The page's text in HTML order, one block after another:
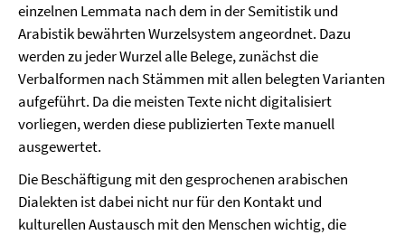
einzelnen Lemmata nach dem in der Semitistik und
Arabistik bewährten Wurzelsystem angeordnet. Dazu
werden zu jeder Wurzel alle Belege, zunächst die
Verbalformen nach Stämmen mit allen belegten Varianten
aufgeführt. Da die meisten Texte nicht digitalisiert
vorliegen, werden diese publizierten Texte manuell
ausgewertet.
Die Beschäftigung mit den gesprochenen arabischen
Dialekten ist dabei nicht nur für den Kontakt und
kulturellen Austausch mit den Menschen wichtig, die